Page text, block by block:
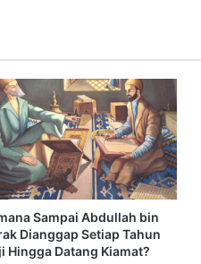
Sampai Abdullah bin
Dianggap Setiap Tahun
Hingga Datang Kiamat?